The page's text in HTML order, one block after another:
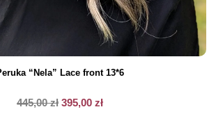
“Nela” Lace front 13*6
445,00zł 395,00 zł